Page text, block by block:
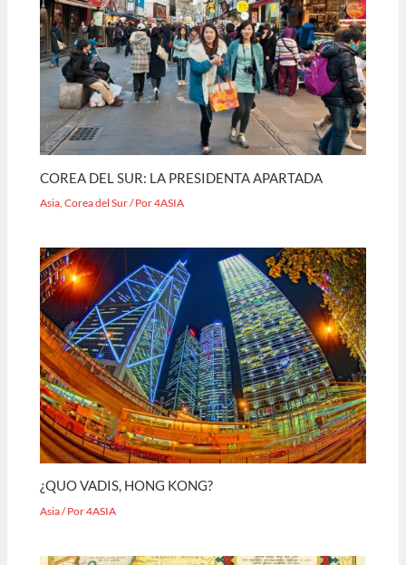
COREA DEL SUR: LA PRESIDENTA APARTADA
Asia,Corea del Sur/ Por4ASIA
¿QUO VADIS, HONG KONG?
Asia/ Por4ASIA